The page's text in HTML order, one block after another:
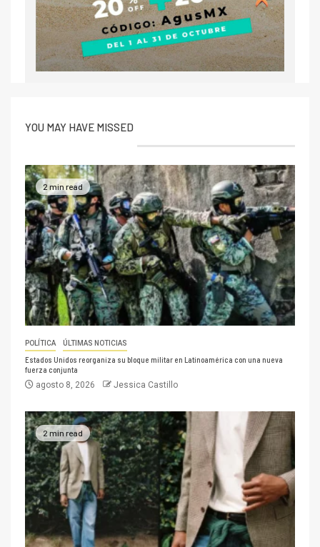
YOU MAY HAVE MISSED
2 min read
POLÍTICA ÚLTIMAS NOTICIAS
Estados Unidos reorganiza su bloque militar en Latinoamérica con una nueva
fuerza conjunta
agosto 8, 2026 Jessica Castillo
2 min read